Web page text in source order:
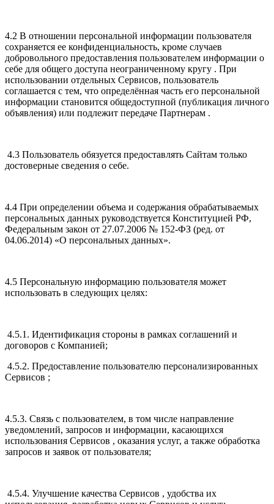
4.2 В отношении персональной информации пользователя
сохраняется ее конфиденциальность, кроме случаев
добровольного предоставления пользователем информации о
себе для общего доступа неограниченному кругу . При
использовании отдельных Сервисов, пользователь
соглашается с тем, что определённая часть его персональной
информации становится общедоступной (публикация личного
объявления) или подлежит передаче Партнерам .
4.3 Пользователь обязуется предоставлять Сайтам только
достоверные сведения о себе.
4.4 При определении объема и содержания обрабатываемых
персональных данных руководствуется Конституцией РФ,
Федеральным закон от 27.07.2006 № 152-ФЗ (ред. от
04.06.2014) «О персональных данных».
4.5 Персональную информацию пользователя может
использовать в следующих целях:
4.5.1. Идентификация стороны в рамках соглашений и
договоров с Компанией;
4.5.2. Предоставление пользователю персонализированных
Сервисов ;
4.5.3. Связь с пользователем, в том числе направление
уведомлений, запросов и информации, касающихся
использования Сервисов , оказания услуг, а также обработка
запросов и заявок от пользователя;
4.5.4. Улучшение качества Сервисов , удобства их